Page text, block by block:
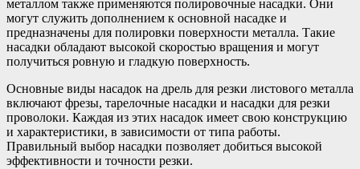
металлом также применяются полировочные насадки. Они
могут служить дополнением к основной насадке и
предназначены для полировки поверхности металла. Такие
насадки обладают высокой скоростью вращения и могут
получиться ровную и гладкую поверхность.
Основные виды насадок на дрель для резки листового металла
включают фрезы, тарелочные насадки и насадки для резки
проволоки. Каждая из этих насадок имеет свою конструкцию
и характеристики, в зависимости от типа работы.
Правильный выбор насадки позволяет добиться высокой
эффективности и точности резки.